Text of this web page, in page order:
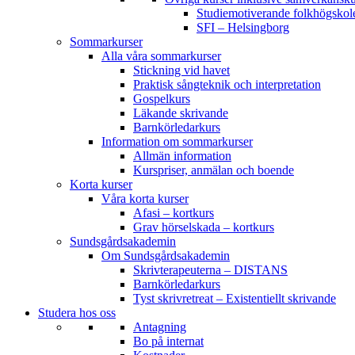
Studiemotiverande
SFI – Helsingborg
Sommarkurser
Alla våra sommarkurser
Stickning vid havet
Praktisk sångteknik och interpretation
Gospelkurs
Läkande skrivande
Barnkörledarkurs
Information om sommarkurser
Allmän information
Kurspriser, anmälan och boende
Korta kurser
Våra korta kurser
Afasi – kortkurs
Grav hörselskada – kortkurs
Sundsgårdsakademin
Om Sundsgårdsakademin
Skrivterapeuterna – DISTANS
Barnkörledarkurs
Tyst skrivretreat – Existentiellt skrivande
Studera hos oss
Antagning
Bo på internat